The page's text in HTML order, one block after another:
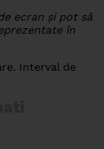
ecran și pot să
în
Interval de